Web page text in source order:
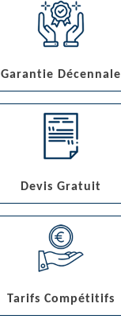
Garantie Décennale
Devis Gratuit
Tarifs Compétitifs